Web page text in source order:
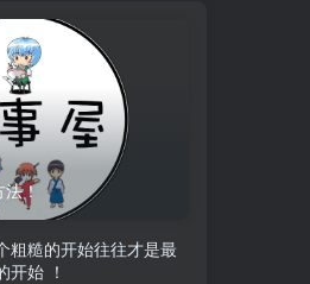
法！
粗糙的开始往往才是最
开始 ！